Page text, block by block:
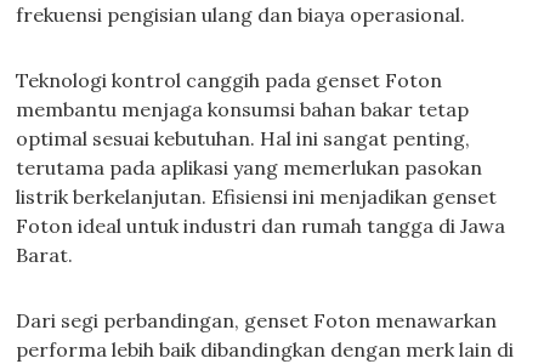
frekuensi pengisian ulang dan biaya operasional.
Teknologi kontrol canggih pada genset Foton
membantu menjaga konsumsi bahan bakar tetap
optimal sesuai kebutuhan. Hal ini sangat penting,
terutama pada aplikasi yang memerlukan pasokan
listrik berkelanjutan. Efisiensi ini menjadikan genset
Foton ideal untuk industri dan rumah tangga di Jawa
Barat.
Dari segi perbandingan, genset Foton menawarkan
performa lebih baik dibandingkan dengan merk lain di